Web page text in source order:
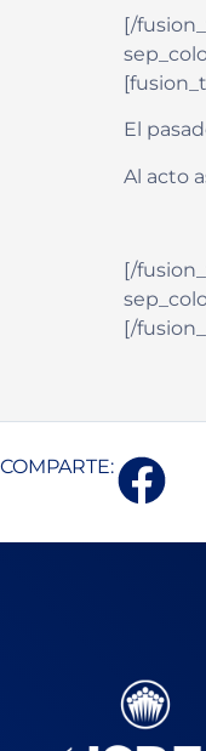
[/
El
Al acto
[/
[/
COMPARTE: